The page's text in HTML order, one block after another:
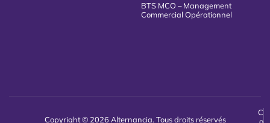
BTS MCO – Management
Commercial Opérationnel
Copyright © 2026 Alternancia. Tous droits réservés
C